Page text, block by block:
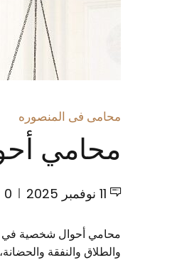
محامى فى المنصوره
محامي
11 نوفمبر 2025 0
محامي أحوال شخصية في
والطلاق والنفقة